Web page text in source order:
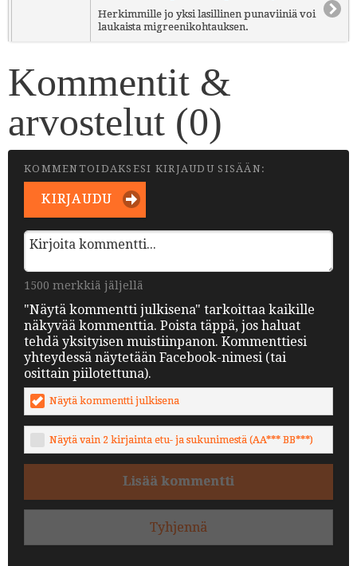
Herkimmille jo yksi lasillinen punaviiniä voi
laukaista migreenikohtauksen.
Kommentit &
arvostelut (0)
KOMMENTOIDAKSESI KIRJAUDU SISÄÄN:
KIRJAUDU
1500 merkkiä jäljellä
"Näytä kommentti julkisena" tarkoittaa kaikille
näkyvää kommenttia. Poista täppä, jos haluat
tehdä yksityisen muistiinpanon. Kommenttiesi
yhteydessä näytetään Facebook-nimesi (tai
osittain piilotettuna).
Näytä kommentti julkisena
Näytä vain 2 kirjainta etu- ja sukunimestä (AA*** BB***)
Lisää kommentti
Tyhjennä